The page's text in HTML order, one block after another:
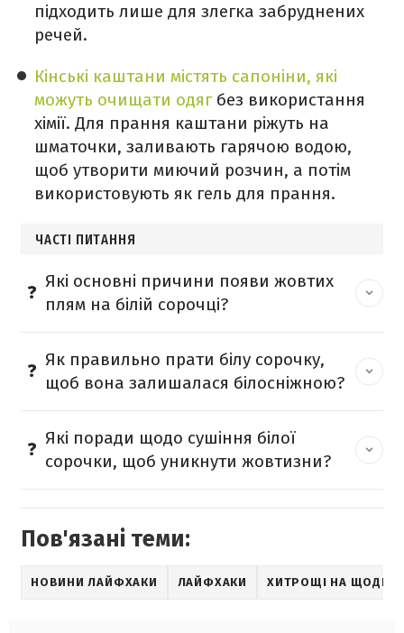
підходить лише для злегка забруднених
речей.
Кінські каштани містять сапоніни, які
можуть очищати одягбез використання
хімії. Для прання каштани ріжуть на
шматочки, заливають гарячою водою,
щоб утворити миючий розчин, а потім
використовують як гель для прання.
ЧАСТІ ПИТАННЯ
Які основні причини появи жовтих
плям на білій сорочці?
Як правильно прати білу сорочку,
щоб вона залишалася білосніжною?
Які поради щодо сушіння білої
сорочки, щоб уникнути жовтизни?
Пов'язані теми:
НОВИНИ ЛАЙФХАКИ ЛАЙФХАКИ ХИТРОЩІ НА